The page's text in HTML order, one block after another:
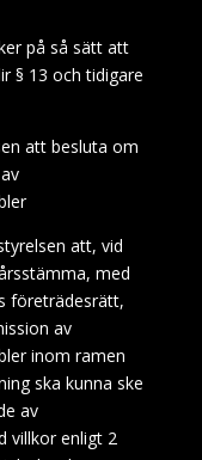
på så sätt att
§ 13 och tidigare
att besluta om
n att, vid
med
företrädesrätt,
av
inom ramen
ska kunna ske
av
villkor enligt 2